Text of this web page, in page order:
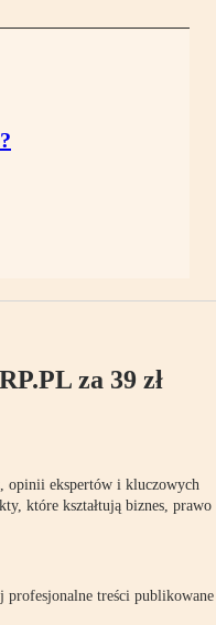
za 39 zł
opinii ekspertów i kluczowych
które kształtują biznes, prawo
profesjonalne treści publikowane